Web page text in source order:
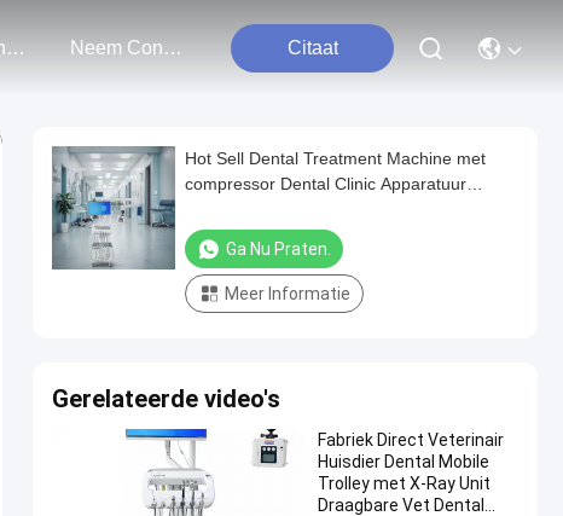
Evenementen Neem Contact Met Ons Op Citaat
Hot Sell Dental Treatment Machine met
compressor Dental Clinic Apparatuur
Ga Nu Praten.
Meer Informatie
Gerelateerde video's
Fabriek Direct Veterinair
Huisdier Dental Mobile
Trolley met X-Ray Unit
Draagbare Vet Dental